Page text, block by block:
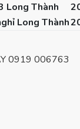
Long Thành
Long Thành
0919 006763